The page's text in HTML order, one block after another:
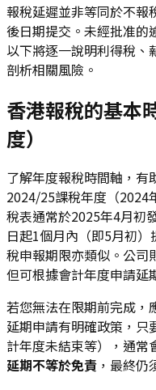
報稅延遲並非等同於不報
後日期提交。未經批准的
以下將逐一說明利得稅、
剖析相關風險。
香港報稅的基本
度）
了解年度報稅時間軸，有
2024/25課稅年度（2024
稅表通常於2025年4月初
日起1個月內（即5月初
稅申報期限亦類似。公司
但可根據會計年度申請延
若您無法在限期前完成，
延期申請有明確政策，只
計年度未結束等），通常
延期不等於免責 ，最終仍